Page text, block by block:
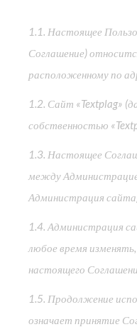
1.1. Настоящее
Соглашение)
расположенному по
1.2. Сайт «Textplag»
собственностью
1.3. Настоящее
между
Администрация
1.4. Администрация
любое время
настоящего
1.5. Продолжение
означает принятие